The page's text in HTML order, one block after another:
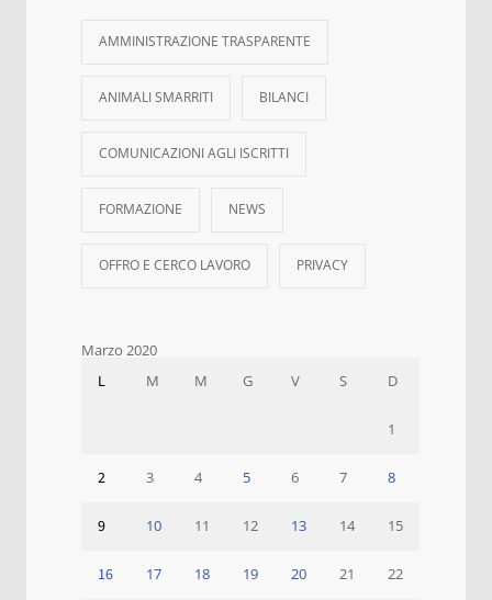
AMMINISTRAZIONE TRASPARENTE
ANIMALI SMARRITI BILANCI
COMUNICAZIONI AGLI ISCRITTI
FORMAZIONE NEWS
OFFRO E CERCO LAVORO PRIVACY
Marzo 2020
L M M G V S D
1
2 3 4 5 6 7 8
9 10 11 12 13 14 15
16 17 18 19 20 21 22